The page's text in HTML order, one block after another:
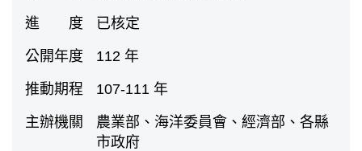
進 度 已核定
公開年度 112 年
推動期程 107-111 年
主辦機關
農業部、海洋委員會、經濟部、各縣
市政府